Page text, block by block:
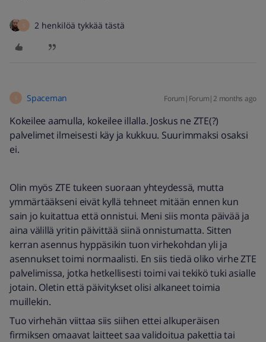
S 2 henkilöä tykkää tästä
S Spaceman Forum|Forum|2 months ago
Kokeilee aamulla, kokeilee illalla. Joskus ne ZTE(?)
palvelimet ilmeisesti käy ja kukkuu. Suurimmaksi osaksi
ei.
Olin myös ZTE tukeen suoraan yhteydessä, mutta
ymmärtääkseni eivät kyllä tehneet mitään ennen kun
sain jo kuitattua että onnistui. Meni siis monta päivää ja
aina välillä yritin päivittää siinä onnistumatta. Sitten
kerran asennus hyppäsikin tuon virhekohdan yli ja
asennukset toimi normaalisti. En siis tiedä oliko virhe ZTE
palvelimissa, jotka hetkellisesti toimi vai tekikö tuki asialle
jotain. Oletin että päivitykset olisi alkaneet toimia
muillekin.
Tuo virhehän viittaa siis siihen ettei alkuperäisen
firmiksen omaavat laitteet saa validoitua pakettia tai